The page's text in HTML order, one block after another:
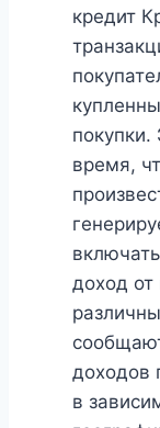
кредит
время,
доход от
доходов
в